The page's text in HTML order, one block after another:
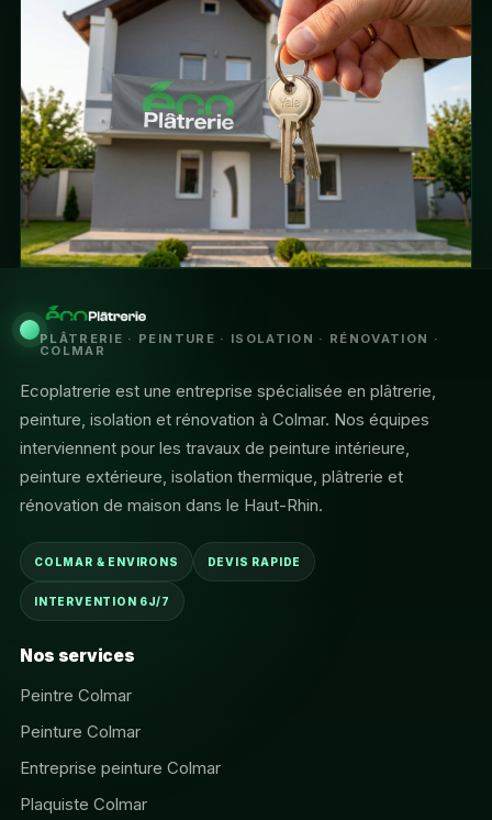
PLÂTRERIE · PEINTURE · ISOLATION · RÉNOVATION ·
COLMAR
Ecoplatrerie est une entreprise spécialisée en plâtrerie,
peinture, isolation et rénovation à Colmar. Nos équipes
interviennent pour les travaux de peinture intérieure,
peinture extérieure, isolation thermique, plâtrerie et
rénovation de maison dans le Haut-Rhin.
COLMAR & ENVIRONS DEVIS RAPIDE
INTERVENTION 6J/7
Nos services
Peintre Colmar
Peinture Colmar
Entreprise peinture Colmar
Plaquiste Colmar